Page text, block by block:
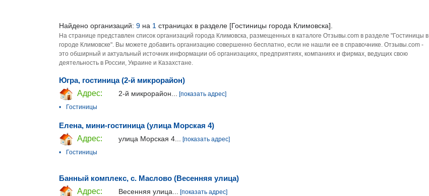
Найдено организаций: 9 на 1 страницах в разделе [Гостиницы города Климовска].
На странице представлен список организаций города Климовска, размещенных в каталоге Отзывы.com в разделе "Гостиницы в
городе Климовске". Вы можете добавить организацию совершенно бесплатно, если не нашли ее в справочнике. Отзывы.com -
это обширный и актуальный источник информации об организациях, предприятиях, компаниях и фирмах, ведущих свою
деятельность в России, Украине и Казахстане.
Югра, гостиница (2-й микрорайон)
Адрес:
2-й микрорайон...
[показать адрес]
•
Гостиницы
Елена, мини-гостиница (улица Морская 4)
Адрес:
улица Морская 4...
[показать адрес]
•
Гостиницы
Банный комплекс, с. Маслово (Весенняя улица)
Адрес:
Весенняя улица...
[показать адрес]